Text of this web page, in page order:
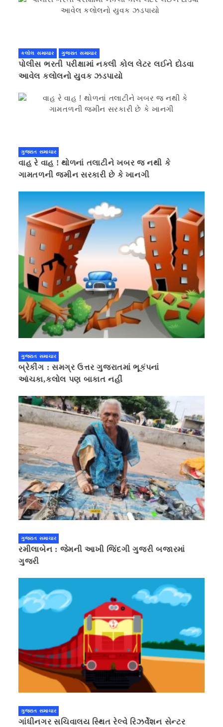
કલોલ સમાચાર ગુજરાત સમાચાર
પોલીસ ભરતી પરીક્ષામાં નકલી કોલ લેટર લઈને દોડવા
આવેલ કલોલનો યુવક ઝડપાયો
ગુજરાત સમાચાર
વાહ રે વાહ ! થોળનાં તલાટીને ખબર જ નથી કે
ગામતળની જમીન સરકારી છે કે ખાનગી
ગુજરાત સમાચાર
બ્રેકીંગ : સમગ્ર ઉત્તર ગુજરાતમાં ભૂકંપનાં
આંચકા,કલોલ પણ બાકાત નહીં
ગુજરાત સમાચાર
રમીલાબેન : જેમની આખી જિંદગી ગુજરી બજારમાં
ગુજરી
ગુજરાત સમાચાર
ગાંધીનગર સચિવાલય સ્થિત રેલ્વે રિઝર્વેશન સેન્ટર